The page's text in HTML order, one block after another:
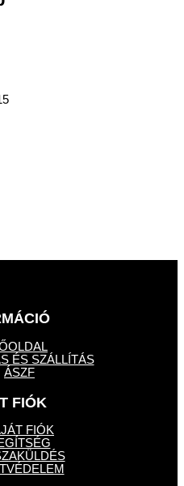
ÉS SZÁLLÍTÁS
ÁSZF
FIÓK
FIÓK